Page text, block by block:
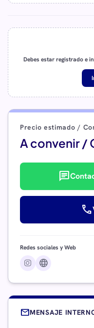
Debes estar registrado e
Precio estimado /
A convenir /
chat
call
Redes sociales y Web
language
mailMENSAJE